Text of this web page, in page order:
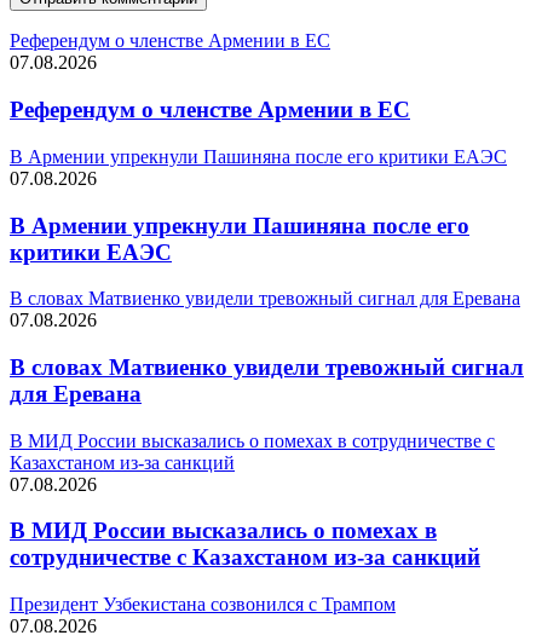
Референдум о членстве Армении в ЕС
07.08.2026
Референдум о членстве Армении в ЕС
В Армении упрекнули Пашиняна после его критики ЕАЭС
07.08.2026
В Армении упрекнули Пашиняна после его
критики ЕАЭС
В словах Матвиенко увидели тревожный сигнал для Еревана
07.08.2026
В словах Матвиенко увидели тревожный сигнал
для Еревана
В МИД России высказались о помехах в сотрудничестве с
Казахстаном из-за санкций
07.08.2026
В МИД России высказались о помехах в
сотрудничестве с Казахстаном из-за санкций
Президент Узбекистана созвонился с Трампом
07.08.2026